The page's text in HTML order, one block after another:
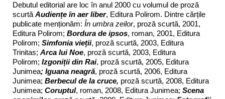
Debutul editorial are loc în anul 2000 cu volumul de proză
scurtă Audiențe în aer liber, Editura Polirom. Dintre cărțile
publicate menționăm: În umbra zeilor, proză scurtă, 2001,
Editura Polirom; Bordura de ipsos, roman, 2001, Editura
Polirom; Simfonia vieții, proză scurtă, 2003, Editura
Trinitas; Arca lui Noe, proză scurtă, 2003, Editura
Polirom; Izgoniții din Rai, proză scurtă, 2005, Editura
Junimea; Iguana neagră, proză scurtă, 2006, Editura
Junimea; Berbecul de la cruce, proză scurtă, 2008, Editura
Junimea; Coruptul, roman, 2008, Editura Junimea; Scena